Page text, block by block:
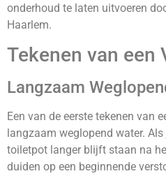
onderhoud te laten uitvoeren
Haarlem.
Tekenen van een
Langzaam
Een van de eerste tekenen van
langzaam weglopend water.
toiletpot langer blijft staan na
duiden op een beginnende